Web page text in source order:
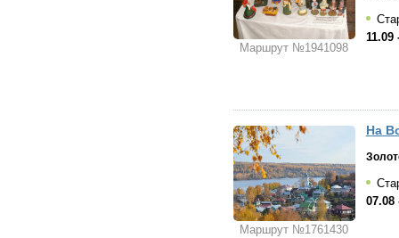
Маршрут №1941098
11.09
Маршрут №1761430
На
07.08